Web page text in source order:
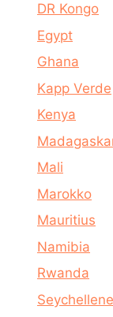
DR Kongo
Egypt
Ghana
Kapp Verde
Kenya
Mali
Marokko
Mauritius
Namibia
Rwanda
Seychellene